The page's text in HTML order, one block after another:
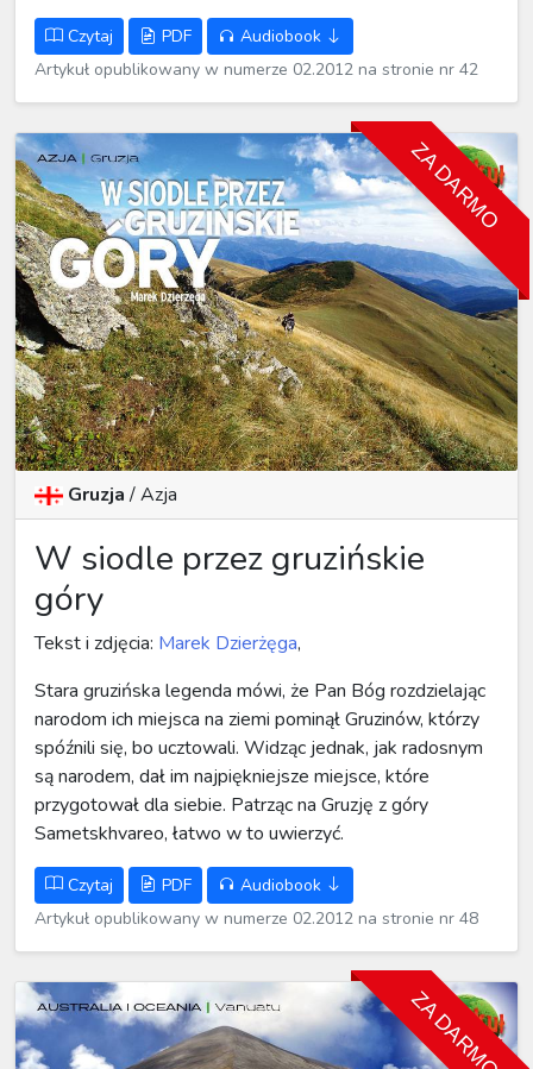
Czytaj PDF
Audiobook
Artykuł opublikowany w numerze 02.2012 na stronie nr 42
ZA DARMO
Gruzja/Azja
W siodle przez gruzińskie
góry
Tekst i zdjęcia: Marek Dzierżęga,
Stara gruzińska legenda mówi, że Pan Bóg rozdzielając
narodom ich miejsca na ziemi pominął Gruzinów, którzy
spóźnili się, bo ucztowali. Widząc jednak, jak radosnym
są narodem, dał im najpiękniejsze miejsce, które
przygotował dla siebie. Patrząc na Gruzję z góry
Sametskhvareo, łatwo w to uwierzyć.
Czytaj PDF
Audiobook
Artykuł opublikowany w numerze 02.2012 na stronie nr 48
ZA DARMO